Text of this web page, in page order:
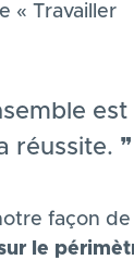
« Travailler
est
réussite.
façon
le